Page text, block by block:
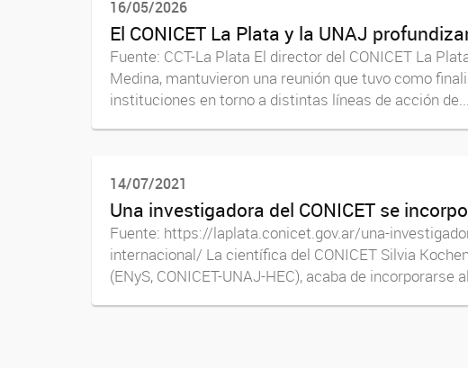
16/05/2026
El CONICET La Plata y la UNAJ
Fuente: CCT-La Plata El director del CONICET La
Medina, mantuvieron una reunión que tuvo como
instituciones en torno a distintas líneas de acción de...
14/07/2021
Una investigadora del CONICET se
Fuente: https://laplata.conicet.gov.ar/una-
internacional/ La científica del CONICET Silvia
(ENyS, CONICET-UNAJ-HEC), acaba de incorporarse